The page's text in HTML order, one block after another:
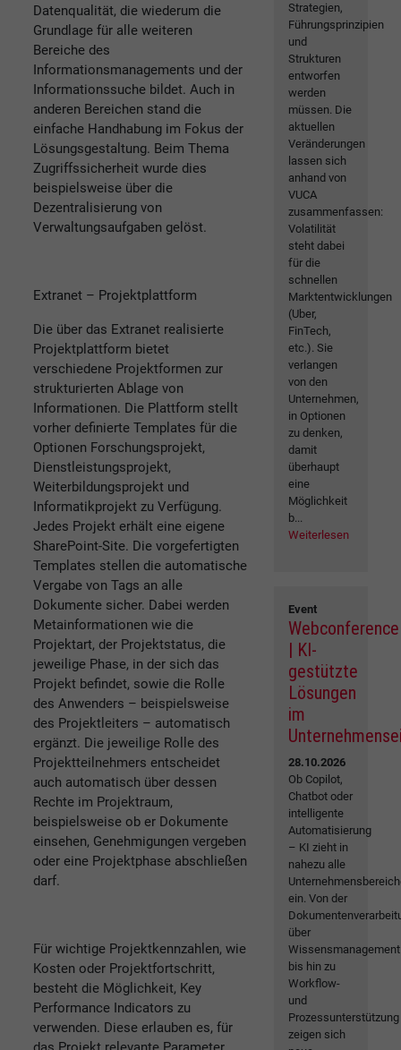
Datenqualität, die wiederum die
Grundlage für alle weiteren
Bereiche des
Informationsmanagements und der
Informationssuche bildet. Auch in
anderen Bereichen stand die
einfache Handhabung im Fokus der
Lösungsgestaltung. Beim Thema
Zugriffssicherheit wurde dies
beispielsweise über die
Dezentralisierung von
Verwaltungsaufgaben gelöst.
Extranet – Projektplattform
Die über das Extranet realisierte
Projektplattform bietet
verschiedene Projektformen zur
strukturierten Ablage von
Informationen. Die Plattform stellt
vorher definierte Templates für die
Optionen Forschungsprojekt,
Dienstleistungsprojekt,
Weiterbildungsprojekt und
Informatikprojekt zu Verfügung.
Jedes Projekt erhält eine eigene
SharePoint-Site. Die vorgefertigten
Templates stellen die automatische
Vergabe von Tags an alle
Dokumente sicher. Dabei werden
Metainformationen wie die
Projektart, der Projektstatus, die
jeweilige Phase, in der sich das
Projekt befindet, sowie die Rolle
des Anwenders – beispielsweise
des Projektleiters – automatisch
ergänzt. Die jeweilige Rolle des
Projektteilnehmers entscheidet
auch automatisch über dessen
Rechte im Projektraum,
beispielsweise ob er Dokumente
einsehen, Genehmigungen vergeben
oder eine Projektphase abschließen
darf.
Für wichtige Projektkennzahlen, wie
Kosten oder Projektfortschritt,
besteht die Möglichkeit, Key
Performance Indicators zu
verwenden. Diese erlauben es, für
Strategien,
Führungsprinzipien
und
Strukturen
entworfen
werden
müssen. Die
aktuellen
Veränderungen
lassen sich
anhand von
VUCA
zusammenfassen:
Volatilität
steht dabei
für die
schnellen
Marktentwicklungen
(Uber,
FinTech,
etc.). Sie
verlangen
von den
Unternehmen,
in Optionen
zu denken,
damit
überhaupt
eine
Möglichkeit
b...
Weiterlesen
Event
Webconference
| KI-
gestützte
Lösungen
im
28.10.2026
Ob Copilot,
Chatbot oder
intelligente
Automatisierung
– KI zieht in
nahezu alle
ein. Von der
über
Wissensmanagement
bis hin zu
Workflow-
und
Prozessunterstützung
zeigen sich